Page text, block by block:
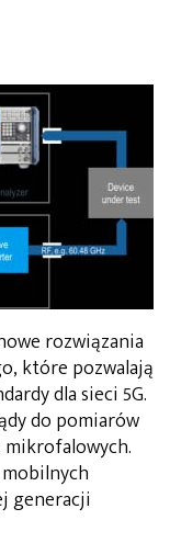
rozwiązania
które pozwalają
dla sieci 5G.
do pomiarów
generacji